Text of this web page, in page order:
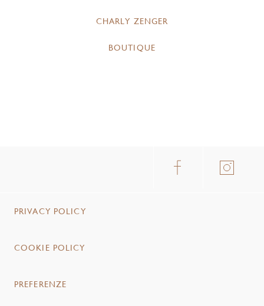
CHARLY ZENGER
BOUTIQUE
PRIVACY POLICY
COOKIE POLICY
PREFERENZE